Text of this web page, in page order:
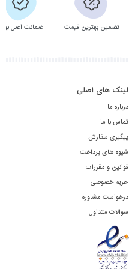
تضمین بهترین قیمت ضمانت اصل
لینک های اصلی
درباره ما
تماس با ما
پیگیری سفارش
شیوه های پرداخت
قوانین و مقررات
حریم خصوصی
درخواست مشاوره
سوالات متداول